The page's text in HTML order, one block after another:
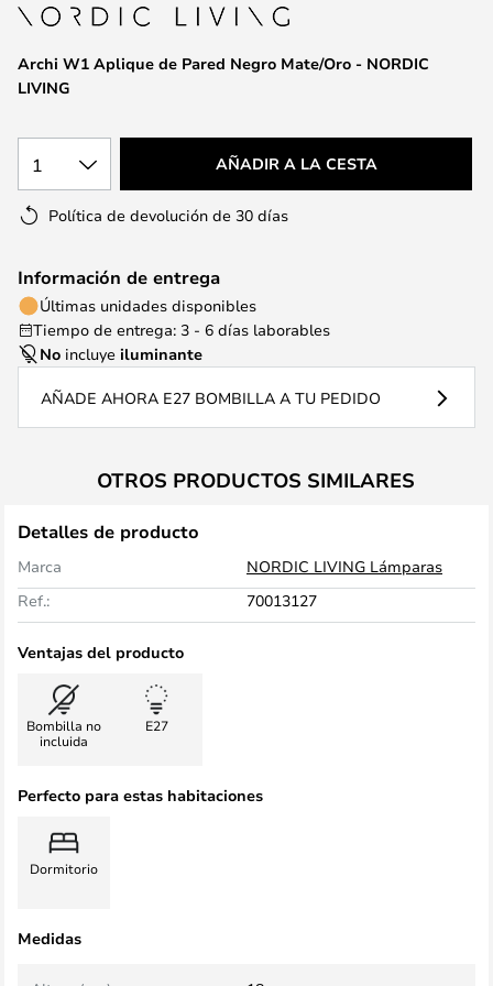
la
galería
de
imágenes
Archi W1 Aplique de Pared Negro Mate/Oro - NORDIC
LIVING
1 AÑADIR A LA CESTA
Política de devolución de 30 días
Información de entrega
Últimas unidades disponibles
Tiempo de entrega: 3 - 6 días laborables
No incluye iluminante
AÑADE AHORA E27 BOMBILLA A TU PEDIDO
OTROS PRODUCTOS SIMILARES
Detalles de producto
Marca
NORDIC LIVING Lámparas
Ref.:
70013127
Ventajas del producto
Bombilla no
incluida
E27
Perfecto para estas habitaciones
Dormitorio
Medidas